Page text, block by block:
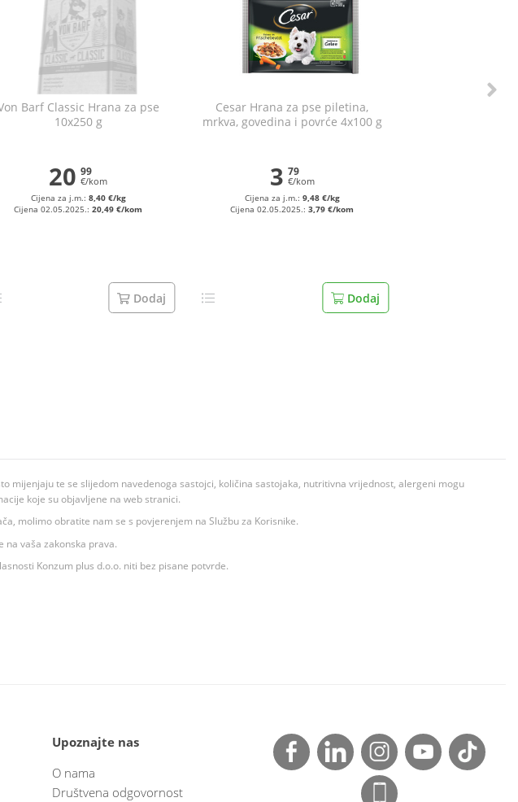
Barf Classic Hrana za pse
10x250 g
20 99
€/kom
Cijena za j.m.: 8,40 €/kg
Cijena 02.05.2025.:20,49 €/kom
Dodaj
Cesar Hrana za pse piletina,
mrkva, govedina i povrće 4x100 g
3 79
€/kom
Cijena za j.m.: 9,48 €/kg
Cijena 02.05.2025.:3,79 €/kom
Dodaj
mijenjaju te se slijedom navedenoga sastojci, količina sastojaka, nutritivna vrijednost, alergeni mogu
koje su objavljene na web stranici.
molimo obratite nam se s povjerenjem na Službu za Korisnike.
vaša zakonska prava.
Konzum plus d.o.o. niti bez pisane potvrde.
Upoznajte nas
O nama
Društvena odgovornost